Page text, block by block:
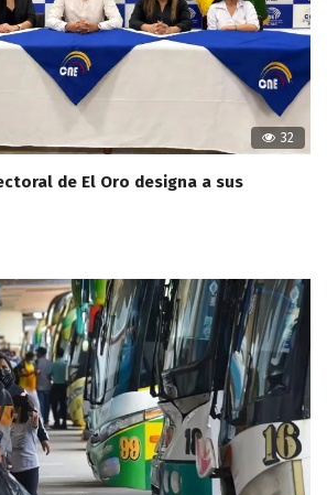
32
de El Oro designa a sus